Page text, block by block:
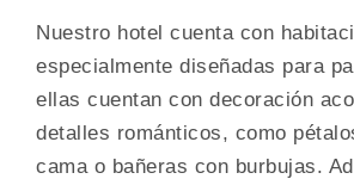
Nuestro hotel cuenta con
especialmente diseñadas para
ellas cuentan con decoración
detalles románticos, como
cama o bañeras con burbujas.